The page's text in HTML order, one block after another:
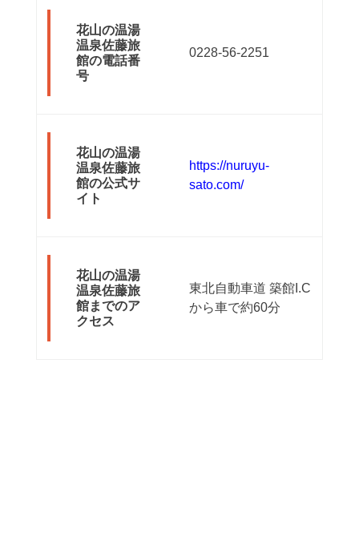
花山の温湯
温泉佐藤旅
館の電話番
号
0228-56-2251
花山の温湯
温泉佐藤旅
館の公式サ
イト
https://nuruyu-
sato.com/
花山の温湯
温泉佐藤旅
館までのア
クセス
東北自動車道 築館I.C
から車で約60分